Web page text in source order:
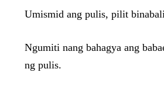
Umismid ang pulis, pilit
Ngumiti nang bahagya ang
ng pulis.